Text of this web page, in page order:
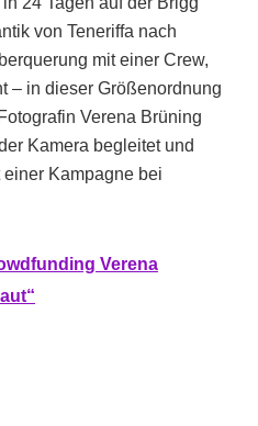
von Teneriffa nach
mit einer Crew,
– in dieser Größenordnung
Verena Brüning
Kamera begleitet und
Kampagne bei
Verena